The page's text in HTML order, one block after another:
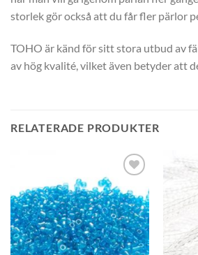
storlek gör också att du får fler pärlor
TOHO är känd för sitt stora utbud av
av hög kvalité, vilket även betyder att
RELATERADE PRODUKTER